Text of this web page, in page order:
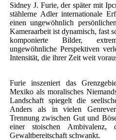
Sidney J. Furie, der später mit
stählerne Adler internationale
einen ungewöhnlich
Kameraarbeit ist dynamisch, fast
komponierte Bilder,
ungewöhnliche Perspektiven
Intensität, die ihrer Zeit weit
Furie inszeniert das
Mexiko als moralisches
Landschaft spiegelt die
Anders als in vielen
Trennung zwischen Gut und
einer stoischen
Gewaltbereitschaft schwankt.